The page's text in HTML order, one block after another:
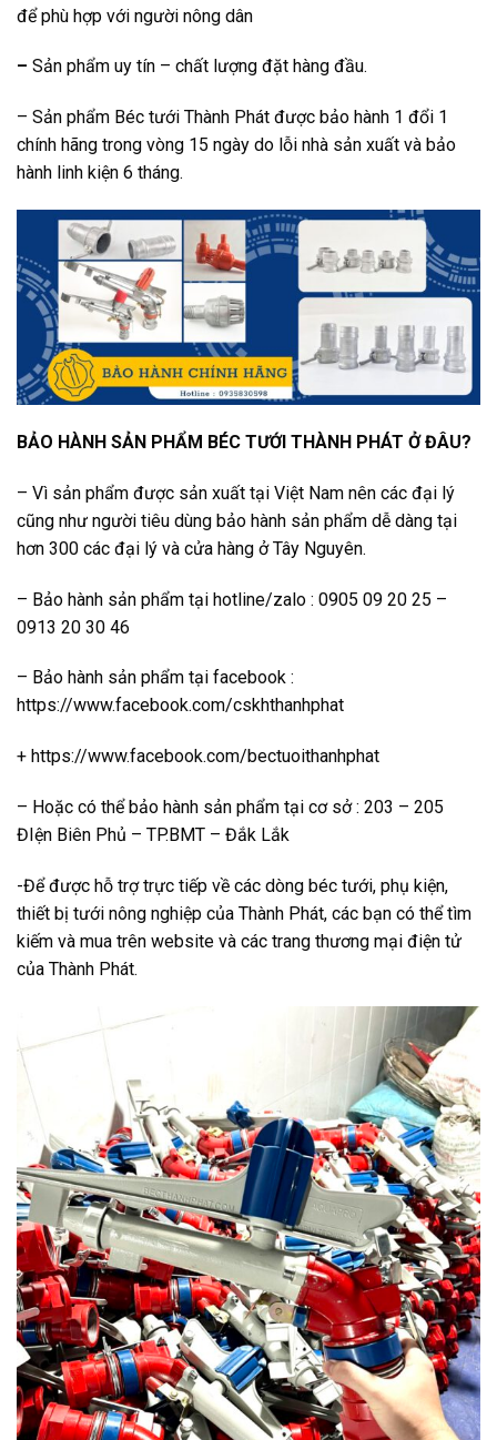
để phù hợp với người nông dân
– Sản phẩm uy tín – chất lượng đặt hàng đầu.
– Sản phẩm Béc tưới Thành Phát được bảo hành 1 đổi 1
chính hãng trong vòng 15 ngày do lỗi nhà sản xuất và bảo
hành linh kiện 6 tháng.
BẢO HÀNH SẢN PHẨM BÉC TƯỚI THÀNH PHÁT Ở ĐÂU?
– Vì sản phẩm được sản xuất tại Việt Nam nên các đại lý
cũng như người tiêu dùng bảo hành sản phẩm dễ dàng tại
hơn 300 các đại lý và cửa hàng ở Tây Nguyên.
– Bảo hành sản phẩm tại hotline/zalo : 0905 09 20 25 –
0913 20 30 46
– Bảo hành sản phẩm tại facebook :
https://www.facebook.com/cskhthanhphat
+ https://www.facebook.com/bectuoithanhphat
– Hoặc có thể bảo hành sản phẩm tại cơ sở : 203 – 205
ĐIện Biên Phủ – TP.BMT – Đắk Lắk
-Để được hỗ trợ trực tiếp về các dòng béc tưới, phụ kiện,
thiết bị tưới nông nghiệp của Thành Phát, các bạn có thể tìm
kiếm và mua trên website và các trang thương mại điện tử
của Thành Phát.